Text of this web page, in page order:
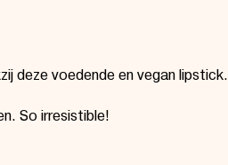
deze voedende en vegan lipstick.
So irresistible!